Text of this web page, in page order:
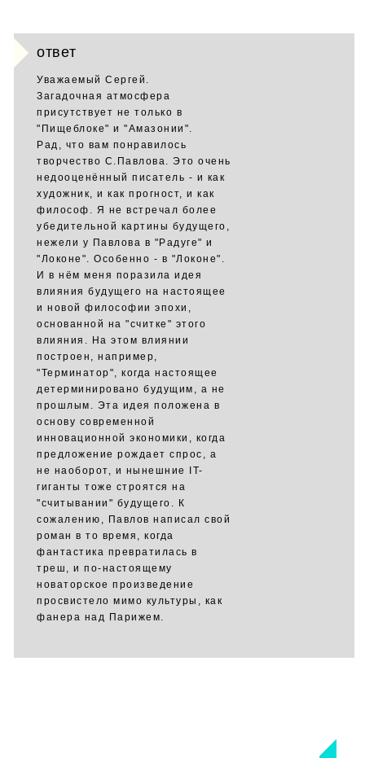
ответ
Уважаемый Сергей.
Загадочная атмосфера
присутствует не только в
"Пищеблоке" и "Амазонии".
Рад, что вам понравилось
творчество С.Павлова. Это очень
недооценённый писатель - и как
художник, и как прогност, и как
философ. Я не встречал более
убедительной картины будущего,
нежели у Павлова в "Радуге" и
"Локоне". Особенно - в "Локоне".
И в нём меня поразила идея
влияния будущего на настоящее
и новой философии эпохи,
основанной на "считке" этого
влияния. На этом влиянии
построен, например,
"Терминатор", когда настоящее
детерминировано будущим, а не
прошлым. Эта идея положена в
основу современной
инновационной экономики, когда
предложение рождает спрос, а
не наоборот, и нынешние IT-
гиганты тоже строятся на
"считывании" будущего. К
сожалению, Павлов написал свой
роман в то время, когда
фантастика превратилась в
треш, и по-настоящему
новаторское произведение
просвистело мимо культуры, как
фанера над Парижем.